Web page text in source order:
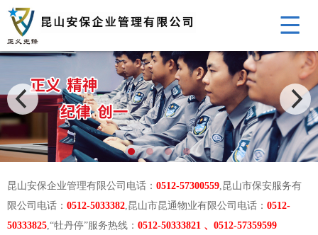
昆山安保企业管理有限公司电话： 0512-57300559,昆山市保安服务有
限公司电话： 0512-5033382,昆山市昆通物业有限公司电话： 0512-
50333825,“牡丹停”服务热线： 0512-50333821 、0512-57359599